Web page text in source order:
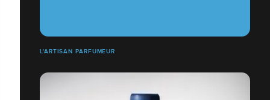
L'ARTISAN PARFUMEUR